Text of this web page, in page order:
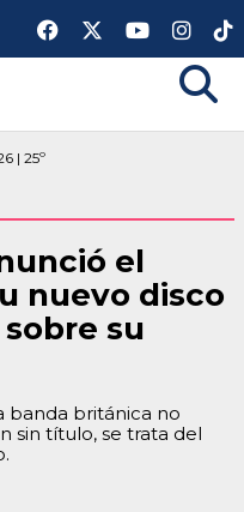
| 25º
el
nuevo disco
su
banda británica no
sin título, se trata del